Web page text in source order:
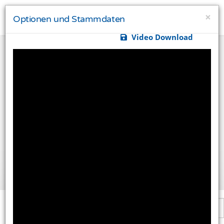
×
Optionen und Stammdaten
Video Download